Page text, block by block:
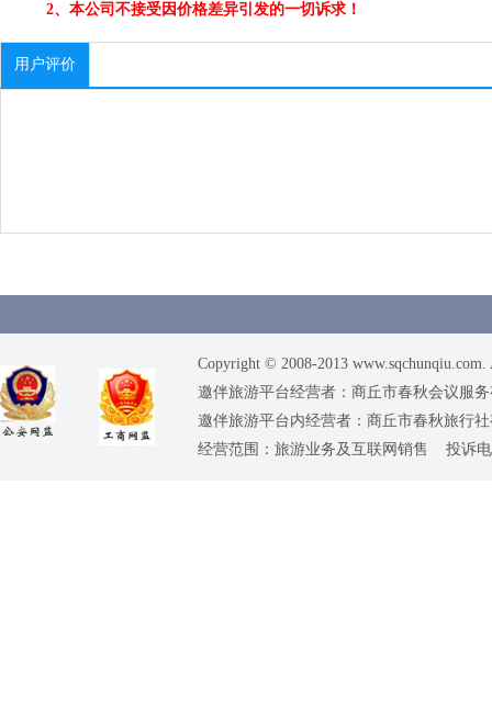
2、本公司不接受因价格差异引发的一切诉求！
用户评价
Copyright © 2008-2013
邀伴旅游平台经营者：商丘市春秋会议服
邀伴旅游平台内经营者：商丘市春秋旅行
经营范围：旅游业务及互联网销售 投诉